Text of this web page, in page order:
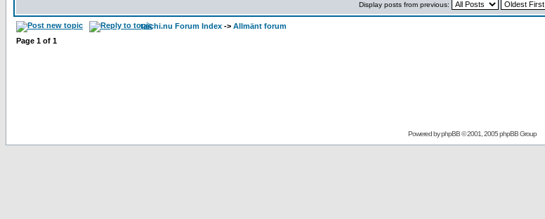
Display posts from previous:
taichi.nu Forum Index -> Allmänt forum
Page 1 of 1
Powered byphpBB© 2001, 2005 phpBB Group